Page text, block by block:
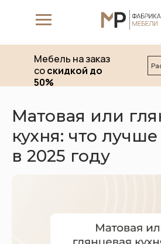
W hat's App
Мебель на заказ
соскидкой до
50%
Матовая или
кухня: что
в 2025 году